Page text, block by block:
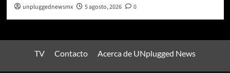
unpluggednewsmx 5 agosto, 2026 0
TV Contacto Acerca de UNplugged News